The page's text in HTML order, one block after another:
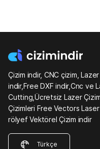
Çizim indir, CNC çizim,
indir,Free DXF indir,Cnc ve
Cutting,Ücretsiz Lazer
Çizimleri Free Vectors
rölyef Vektörel Çizim indir
Türkçe